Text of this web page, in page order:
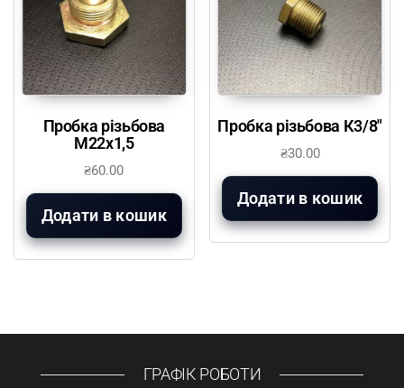
Пробка різьбова
М22х1,5
₴60.00
Додати в кошик
Пробка різьбова К3/8″
₴30.00
Додати в кошик
ГРАФІК РОБОТИ